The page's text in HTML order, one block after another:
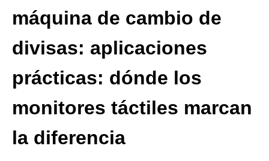
máquina de cambio de
divisas: aplicaciones
prácticas: dónde los
monitores táctiles marcan
la diferencia